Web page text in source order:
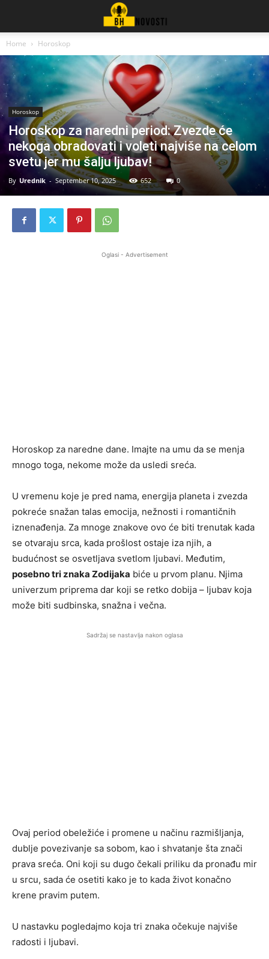
Home Horoskop
Horoskop
Horoskop za naredni period: Zvezde će
nekoga obradovati i voleti najviše na celom
svetu jer mu šalju ljubav!
By Urednik - September 10, 2025 652 0
Oglasi - Advertisement
Horoskop za naredne dane. Imajte na umu da se menja
mnogo toga, nekome može da usledi sreća.
U vremenu koje je pred nama, energija planeta i zvezda
pokreće snažan talas emocija, nežnosti i romantičnih
iznenađenja. Za mnoge znakove ovo će biti trenutak kada
se otvaraju srca, kada prošlost ostaje iza njih, a
budućnost se osvetljava svetlom ljubavi. Međutim,
posebno tri znaka Zodijaka biće u prvom planu. Njima
univerzum priprema dar koji se retko dobija – ljubav koja
može biti sudbinska, snažna i večna.
Sadržaj se nastavlja nakon oglasa
Ovaj period obeležiće i promene u načinu razmišljanja,
dublje povezivanje sa sobom, kao i shvatanje šta znači
prava sreća. Oni koji su dugo čekali priliku da pronađu mir
u srcu, sada će osetiti kako je to kada život konačno
krene pravim putem.
U nastavku pogledajmo koja tri znaka očekuje najviše
radosti i ljubavi.